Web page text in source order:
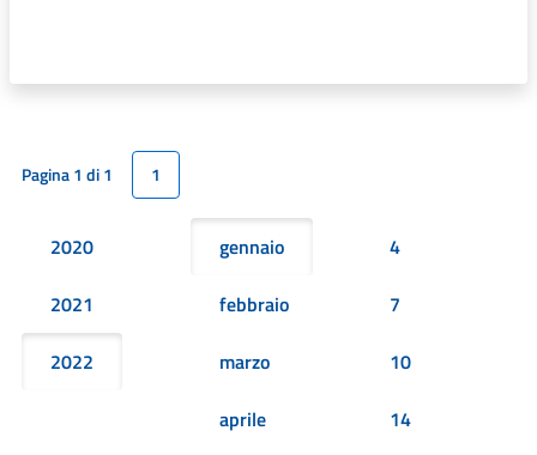
Pagina 1 di 1 1
2020
2021
2022
gennaio
febbraio
marzo
aprile
4
7
10
14